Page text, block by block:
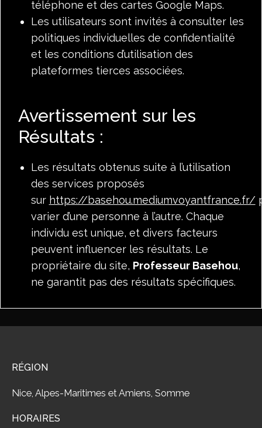
téléphone et des cartes Google Maps.
Les utilisateurs sont invités à consulter les
politiques individuelles de confidentialité
et les conditions d’utilisation des
plateformes tierces associées.
Avertissement sur les
Résultats :
Les résultats obtenus suite à l’utilisation
des services proposés
sur https://basehou.mediumvoyantfrance.fr/
varier d’une personne à l’autre. Chaque
individu est unique, et divers facteurs
peuvent influencer les résultats. Le
propriétaire du site, Professeur Basehou,
ne garantit pas des résultats spécifiques.
RÉGION
Nice, Alpes-Maritimes et Amiens, Somme
HORAIRES